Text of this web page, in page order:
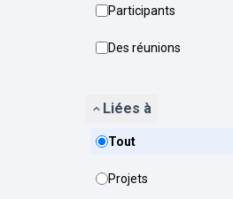
Participants
Des réunions
Liées à
Tout
Projets